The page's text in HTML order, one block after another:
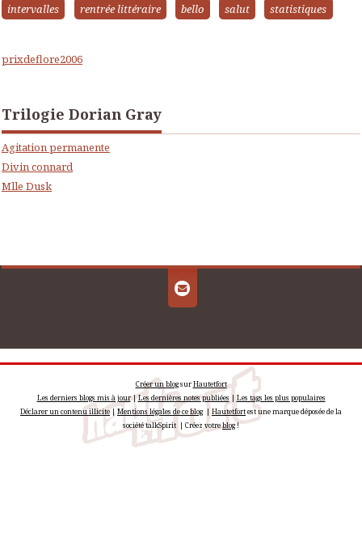
intervalles
rentrée littéraire bello salut statistiques
prixdeflore2006
Trilogie Dorian Gray
Agitation permanente
Divin connard
Mlle Dusk
Créer un blogsurHautetfort
Les derniers blogs mis à jour|Les dernières notes publiées |Les tags les plus populaires
Déclarer un contenu illicite| Mentions légales de ce blog| Hautetfortest une marque déposée de la
société talkSpirit | Créez votreblog!